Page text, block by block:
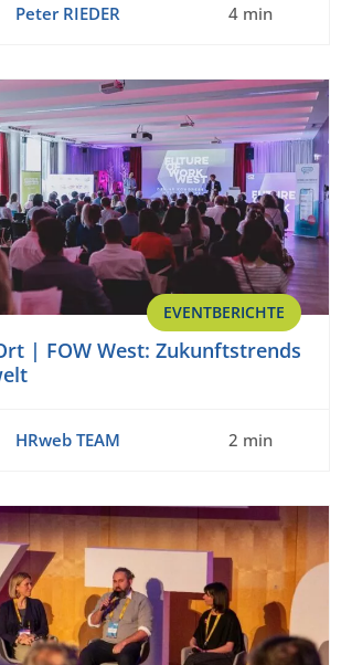
Peter RIEDER 4 min
EVENTBERICHTE
| FOW West: Zukunftstrends
HRweb TEAM 2 min